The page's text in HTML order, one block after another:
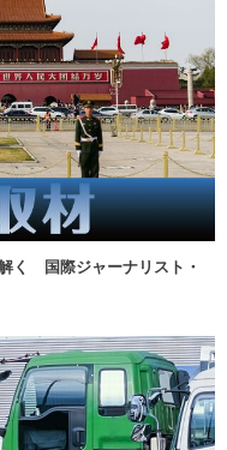
く 国際ジャーナリスト・